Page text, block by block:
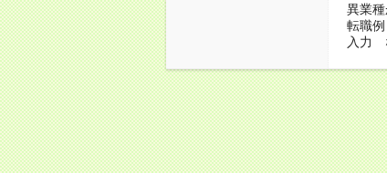
異業
転職
入力